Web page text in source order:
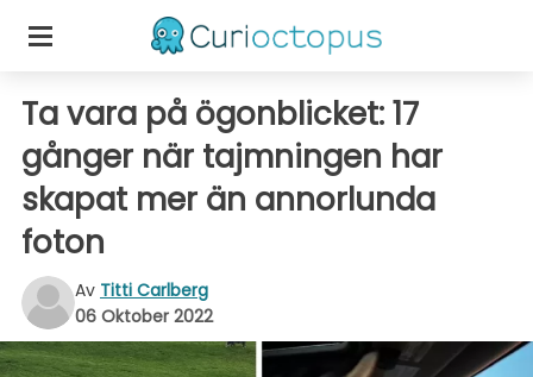
Ta vara på ögonblicket: 17
gånger när tajmningen har
skapat mer än annorlunda
foton
Av Titti Carlberg
06 Oktober 2022